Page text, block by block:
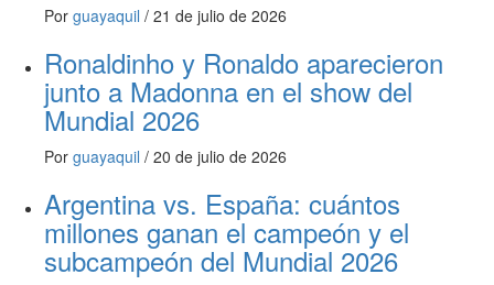
Por guayaquil / 21 de julio de 2026
Ronaldinho y Ronaldo aparecieron
junto a Madonna en el show del
Mundial 2026
Por guayaquil / 20 de julio de 2026
Argentina vs. España: cuántos
millones ganan el campeón y el
subcampeón del Mundial 2026